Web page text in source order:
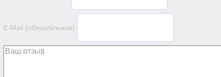
E-Mail (обязательное)